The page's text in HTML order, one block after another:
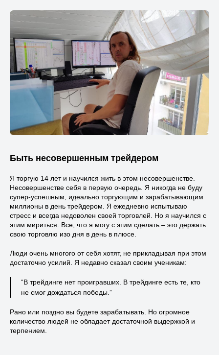
Быть несовершенным трейдером
Я торгую 14 лет и научился жить в этом несовершенстве.
Несовершенстве себя в первую очередь. Я никогда не буду
супер-успешным, идеально торгующим и зарабатывающим
миллионы в день трейдером. Я ежедневно испытываю
стресс и всегда недоволен своей торговлей. Но я научился с
этим мириться. Все, что я могу с этим сделать – это держать
свою торговлю изо дня в день в плюсе.
Люди очень многого от себя хотят, не прикладывая при этом
достаточно усилий. Я недавно сказал своим ученикам:
“В трейдинге нет проигравших. В трейдинге есть те, кто
не смог дождаться победы.”
Рано или поздно вы будете зарабатывать. Но огромное
количество людей не обладает достаточной выдержкой и
терпением.